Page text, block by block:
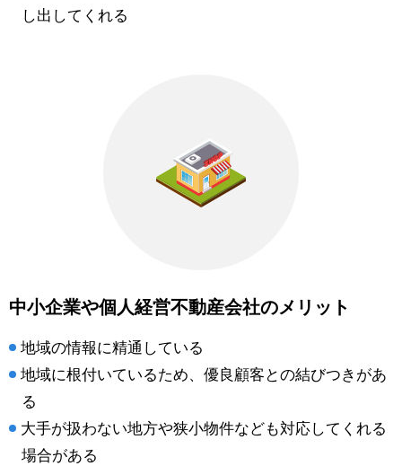
し出してくれる
中小企業や個人経営不動産会社のメリット
地域の情報に精通している
地域に根付いているため、優良顧客との結びつきがあ
る
大手が扱わない地方や狭小物件なども対応してくれる
場合がある